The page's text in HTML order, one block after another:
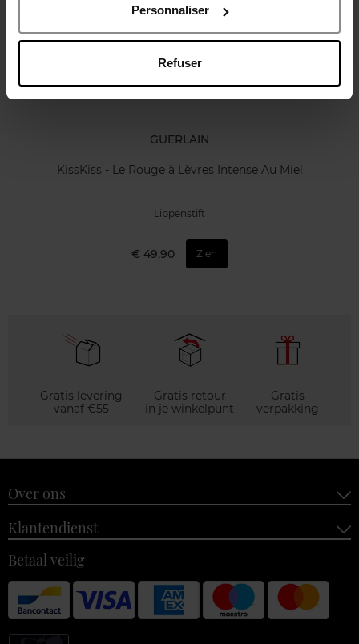
Personnaliser
Refuser
GUERLAIN
KissKiss - Le Rouge à Lèvres Intense Au Miel
Lippenstift
€ 49,90 Zien
Gratis levering
vanaf €55
Gratis retour
in je winkelpunt
Gratis
verpakking
Over ons
Klantendienst
Betaal veilig